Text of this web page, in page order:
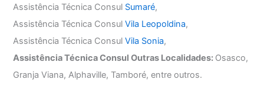
Assistência Técnica Consul Sumaré,
Assistência Técnica ConsulVila Leopoldina,
Assistência Técnica ConsulVila Sonia,
Assistência Técnica Consul Outras Localidades: Osasco,
Granja Viana, Alphaville, Tamboré, entre outros.